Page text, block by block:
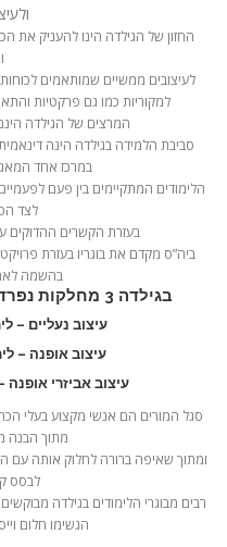
החזון של הגילדה הינו להעניק את
לעיצובים ממשיים שמותאמים
למקוריות כמו גם פרקטיות
המרצים של הגילדה
סביבת הלמידה בגילדה הינה
במרכז אחד
הלימודים המתקיימים בין פעם
לצד
בעזרת הקשרים ההדוקים
ביה”ס מקדם את בוגריו בעזרת
בהשמה
בגילדה 3 מחלקות נפרדות במסלולי הלימוד הבאים:
עיצוב נעליים –
עיצוב אופנה –
עיצוב אביזרי
סגל המורים הם אנשי מקצוע בעלי
מתוך הבנה
ומתוך שאיפה ברורה לחלוק אותה עם
לבסס
רבים מבוגרי הלימודים בגילדה
הגשימו חלום